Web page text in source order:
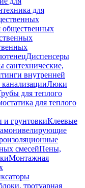
для
общественных
Диспенсеры
сантехнические,
внутренней
Люки
для теплого
для теплого
и грунтовкиКлеевые
смесейПены,
Монтажная
тротуарная